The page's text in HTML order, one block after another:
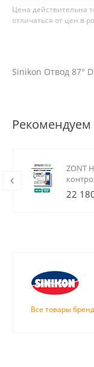
Цена действительна
отличаться от цен в
Sinikon Отвод 87°
Рекомендуем
ZONT
22
Все товары